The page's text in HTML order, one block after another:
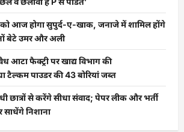
आज होगा सुपुर्द-ए-खाक, जनाजे में शामिल होंगे
बेटे उमर और अली
आटा फैक्ट्री पर खाद्य विभाग की
टैल्कम पाउडर की 43 बोरियां जब्त
छात्रों से करेंगे सीधा संवाद; पेपर लीक और भर्ती
साधेंगे निशाना